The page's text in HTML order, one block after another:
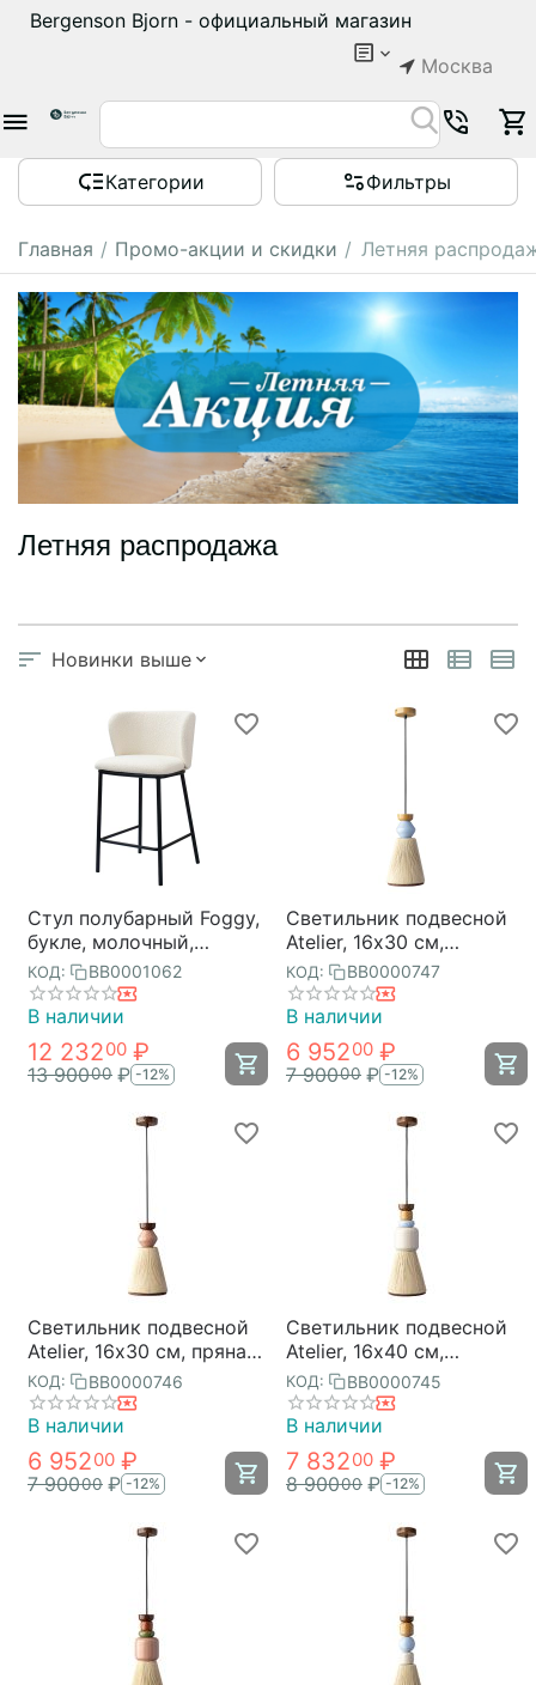
Bergenson Bjorn - официальный магазин
Москва
Категории Фильтры
Главная / Промо-акции и скидки / Летняя
Летняя распродажа
Новинки выше
Стул полубарный Foggy,
букле, молочный,
Bergenson Bjorn
КОД: BB0001062
В наличии
12 23200 ₽
13 90000 ₽ -12%
Светильник подвесной
Atelier, 16х30 см,
лавандовое ретро,
Bergenson Bjorn
КОД: BB0000747
В наличии
6 95200 ₽
7 90000 ₽ -12%
Светильник подвесной
Atelier, 16х30 см, пряная
осень, Bergenson Bjorn
КОД: BB0000746
В наличии
6 95200 ₽
7 90000 ₽ -12%
Светильник подвесной
Atelier, 16х40 см,
лавандовое ретро,
Bergenson Bjorn
КОД: BB0000745
В наличии
7 83200 ₽
8 90000 ₽ -12%